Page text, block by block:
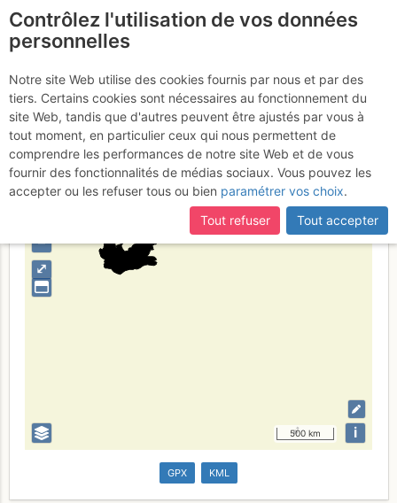
Western Cape
Type de région limite administrative
⤢
–
500 km i
GPX KML
Contrôlez l'utilisation de vos données
personnelles
Notre site Web utilise des cookies fournis par nous et par des
tiers. Certains cookies sont nécessaires au fonctionnement du
site Web, tandis que d'autres peuvent être ajustés par vous à
tout moment, en particulier ceux qui nous permettent de
comprendre les performances de notre site Web et de vous
fournir des fonctionnalités de médias sociaux. Vous pouvez les
accepter ou les refuser tous ou bien paramétrer vos choix.
Tout refuser
Tout accepter